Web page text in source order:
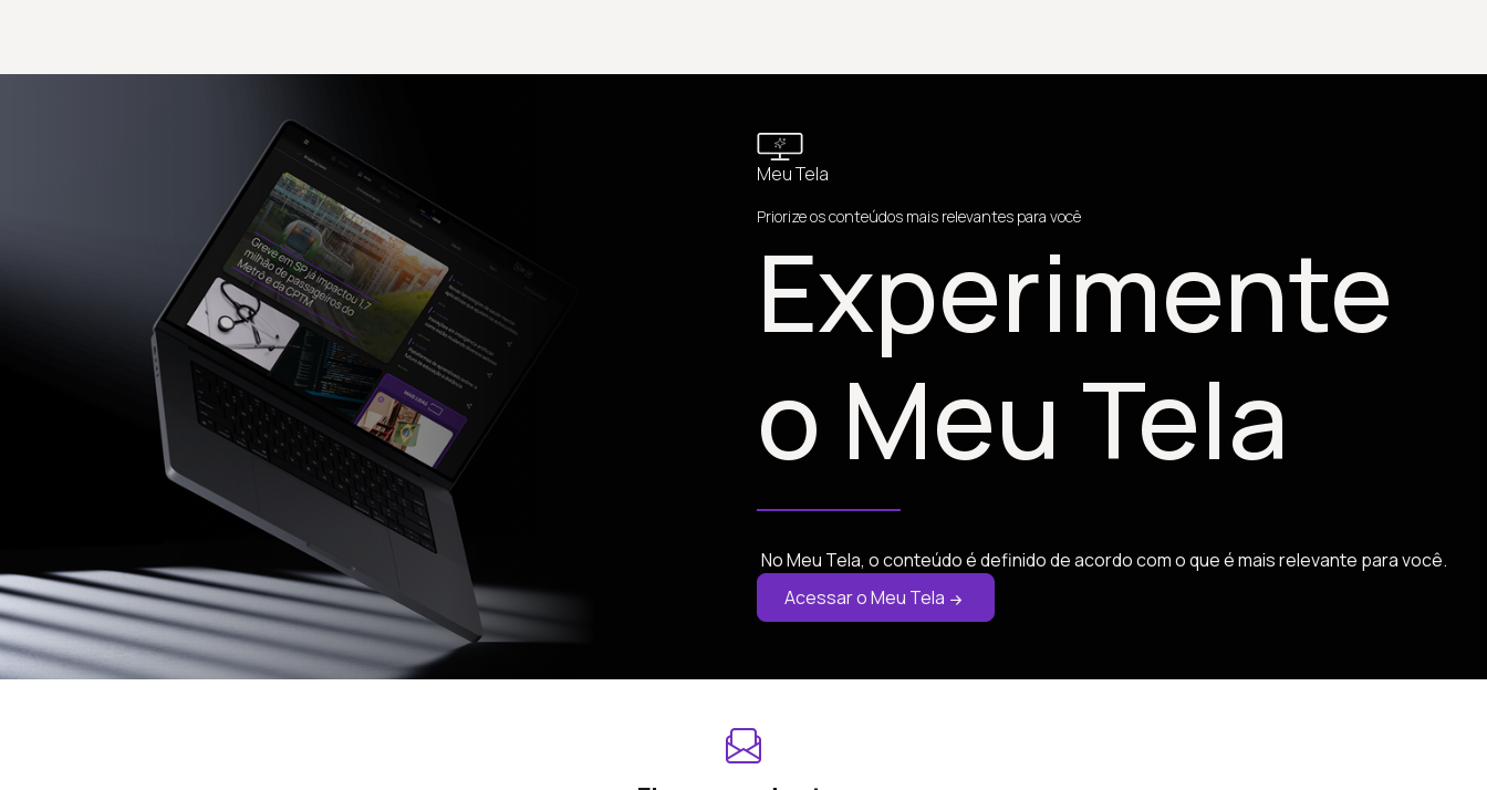
Meu Tela
Priorize os conteúdos mais relevantes para você
Experimente
o Meu Tela
No Meu Tela, o conteúdo é definido de acordo com o que é mais relevante para você.
Acessar o Meu Tela